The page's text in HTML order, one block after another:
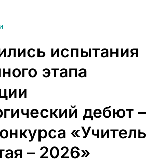
испытания
этапа
дебют –
«Учитель
– 2026»